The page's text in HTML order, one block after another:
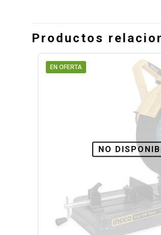
Productos
EN OFERTA
NO